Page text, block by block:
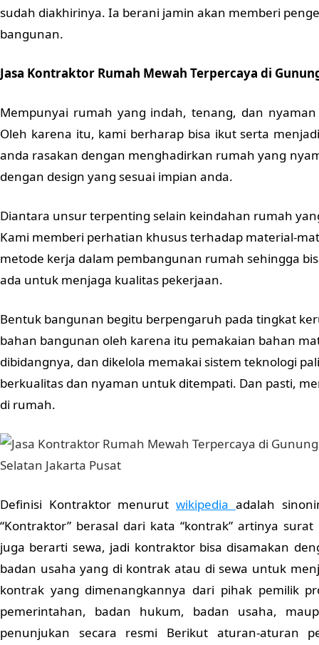
sudah diakhirinya. Ia berani jamin akan memberi
bangunan.
Jasa Kontraktor Rumah Mewah Terpercaya di
Mempunyai rumah yang indah, tenang, dan
Oleh karena itu, kami berharap bisa ikut serta
anda rasakan dengan menghadirkan rumah yang
dengan design yang sesuai impian anda.
Diantara unsur terpenting selain keindahan rumah
Kami memberi perhatian khusus terhadap material-
metode kerja dalam pembangunan rumah sehingga
ada untuk menjaga kualitas pekerjaan.
Bentuk bangunan begitu berpengaruh pada tingkat
bahan bangunan oleh karena itu pemakaian bahan
dibidangnya, dan dikelola memakai sistem teknologi
berkualitas dan nyaman untuk ditempati. Dan pasti,
di rumah.
Definisi Kontraktor menurutwikipedia adalah
“Kontraktor” berasal dari kata “kontrak” artinya
juga berarti sewa, jadi kontraktor bisa disamakan
badan usaha yang di kontrak atau di sewa untuk
kontrak yang dimenangkannya dari pihak pemilik
pemerintahan, badan hukum, badan usaha,
penunjukan secara resmi Berikut aturan-aturan